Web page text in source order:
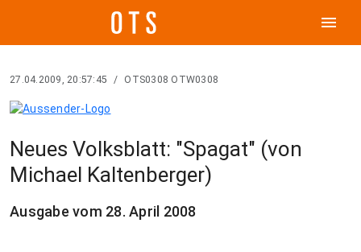
menu
27.04.2009, 20:57:45 / OTS0308 OTW0308
Neues Volksblatt: "Spagat" (von
Michael Kaltenberger)
Ausgabe vom 28. April 2008